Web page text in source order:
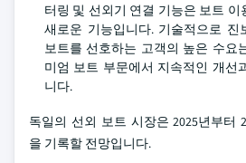
터링 및 선외기 연결 기능은 보트
새로운 기능입니다. 기술적으로 진
보트를 선호하는 고객의 높은 수요
미엄 보트 부문에서 지속적인 개선
니다.
독일의 선외 보트 시장은 2025년부터
을 기록할 전망입니다.